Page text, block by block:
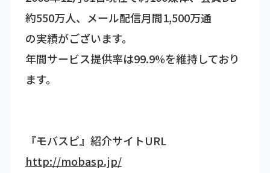
約550万人、メール配信月間1,500万通
の実績がございます。
年間サービス提供率は99.9%を維持しており
ます。
『モバスピ』紹介サイトURL
http://mobasp.jp/